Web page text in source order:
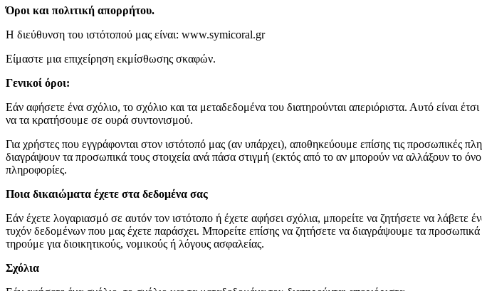
Όροι και πολιτική απορρήτου.
Η διεύθυνση του ιστότοπού μας είναι: www.symicoral.gr
Είμαστε μια επιχείρηση εκμίσθωσης σκαφών.
Γενικοί όροι:
Εάν αφήσετε ένα σχόλιο, το σχόλιο και τα μεταδεδομένα του διατηρούνται απεριόριστα. Αυτό είναι
να τα κρατήσουμε σε ουρά συντονισμού.
Για χρήστες που εγγράφονται στον ιστότοπό μας (αν υπάρχει), αποθηκεύουμε επίσης τις
διαγράψουν τα προσωπικά τους στοιχεία ανά πάσα στιγμή (εκτός από το αν μπορούν να αλλάξουν το
πληροφορίες.
Ποια δικαιώματα έχετε στα δεδομένα σας
Εάν έχετε λογαριασμό σε αυτόν τον ιστότοπο ή έχετε αφήσει σχόλια, μπορείτε να ζητήσετε να
τυχόν δεδομένων που μας έχετε παράσχει. Μπορείτε επίσης να ζητήσετε να διαγράψουμε τα
τηρούμε για διοικητικούς, νομικούς ή λόγους ασφαλείας.
Σχόλια